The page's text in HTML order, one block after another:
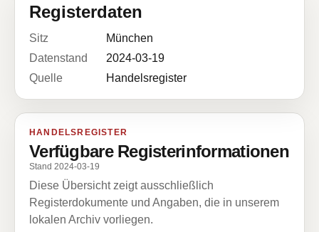
Registerdaten
Sitz
München
Datenstand
2024-03-19
Quelle
Handelsregister
HANDELSREGISTER
Verfügbare Registerinformationen
Stand 2024-03-19
Diese Übersicht zeigt ausschließlich
Registerdokumente und Angaben, die in unserem
lokalen Archiv vorliegen.